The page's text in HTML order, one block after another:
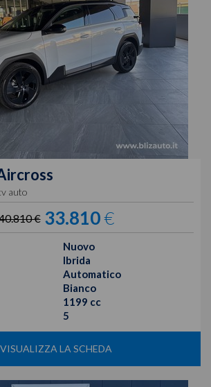
auto
€ 33.810€
Nuovo
Ibrida
Automatico
Bianco
1199 cc
5
VISUALIZZA LA SCHEDA